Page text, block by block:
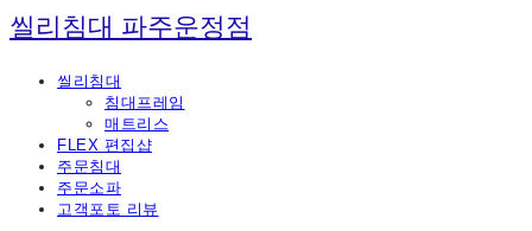
씰리침대 파주운정점
씰리침대
침대프레임
매트리스
FLEX 편집샵
주문침대
주문소파
고객포토 리뷰